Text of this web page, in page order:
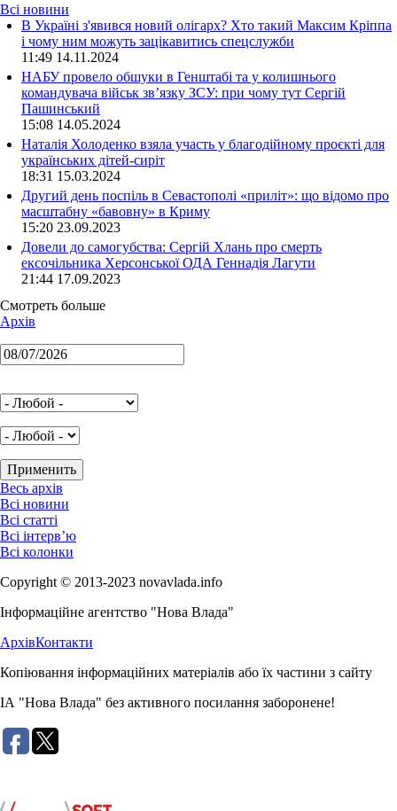
Всі новини
В Україні з'явився новий олігарх? Хто такий Максим Кріппа
і чому ним можуть зацікавитись спецслужби
11:49 14.11.2024
НАБУ провело обшуки в Генштабі та у колишнього
командувача військ зв’язку ЗСУ: при чому тут Сергій
Пашинський
15:08 14.05.2024
Наталія Холоденко взяла участь у благодійному проєкті для
українських дітей-сиріт
18:31 15.03.2024
Другий день поспіль в Севастополі «приліт»: що відомо про
масштабну «бавовну» в Криму
15:20 23.09.2023
Довели до самогубства: Сергій Хлань про смерть
ексочільника Херсонської ОДА Геннадія Лагути
21:44 17.09.2023
Смотреть больше
Архів
Весь архів
Всі новини
Всі статті
Всі інтерв’ю
Всі колонки
Copyright © 2013-2023 novavlada.info
Інформаційне агентство "Нова Влада"
АрхівКонтакти
Копіювання інформаційних матеріалів або їх частини з сайту
ІА "Нова Влада" без активного посилання заборонене!